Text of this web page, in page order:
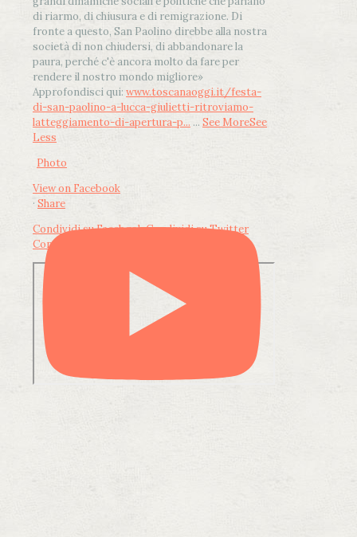
di riarmo, di chiusura e di remigrazione. Di
fronte a questo, San Paolino direbbe alla nostra
società di non chiudersi, di abbandonare la
paura, perché c'è ancora molto da fare per
rendere il nostro mondo migliore»
Approfondisci qui: www.toscanaoggi.it/festa-
di-san-paolino-a-lucca-giulietti-ritroviamo-
latteggiamento-di-apertura-p... ... See MoreSee
Less
Photo
View on Facebook
· Share
Condividi su FacebookCondividi su Twitter
Condividi su LinkedIn